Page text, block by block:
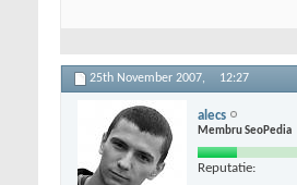
25th November 2007, 12:27
alecs
Membru SeoPedia
Reputatie: